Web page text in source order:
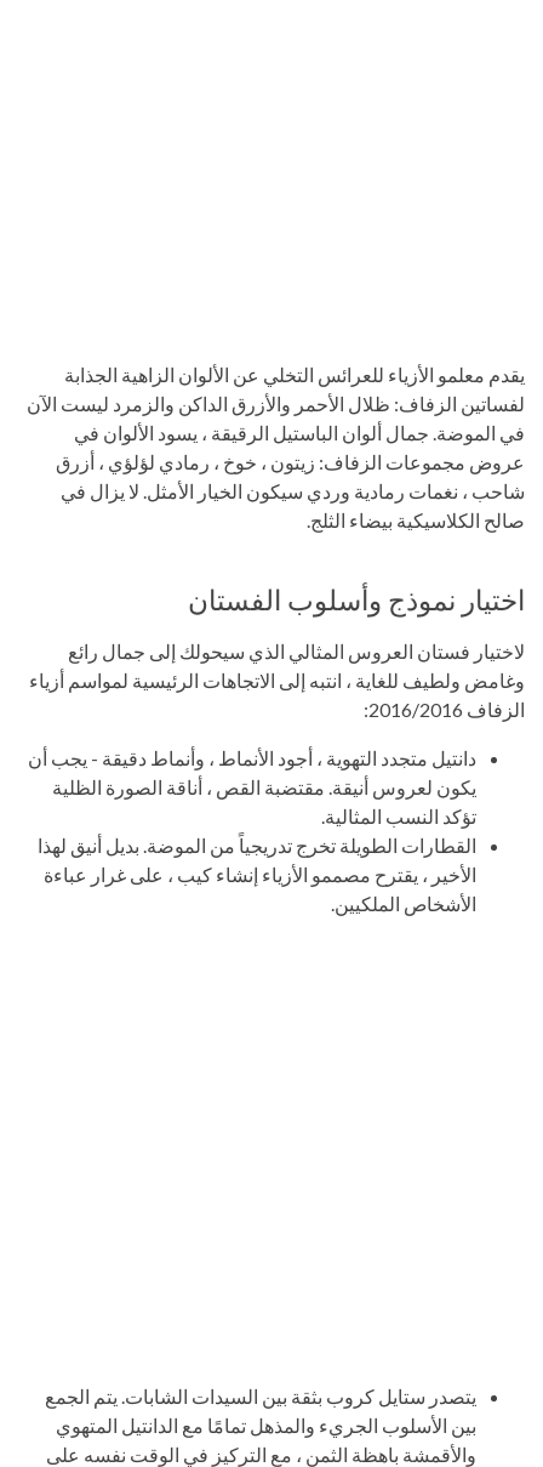
يقدم معلمو الأزياء للعرائس التخلي عن الألوان الزاهية الجذابة
لفساتين الزفاف: ظلال الأحمر والأزرق الداكن والزمرد ليست الآن
في الموضة. جمال ألوان الباستيل الرقيقة ، يسود الألوان في
عروض مجموعات الزفاف: زيتون ، خوخ ، رمادي لؤلؤي ، أزرق
شاحب ، نغمات رمادية وردي سيكون الخيار الأمثل. لا يزال في
صالح الكلاسيكية بيضاء الثلج.
اختيار نموذج وأسلوب الفستان
لاختيار فستان العروس المثالي الذي سيحولك إلى جمال رائع
وغامض ولطيف للغاية ، انتبه إلى الاتجاهات الرئيسية لمواسم أزياء
الزفاف 2016/2016:
دانتيل متجدد التهوية ، أجود الأنماط ، وأنماط دقيقة - يجب أن
يكون لعروس أنيقة. مقتضبة القص ، أناقة الصورة الظلية
تؤكد النسب المثالية.
القطارات الطويلة تخرج تدريجياً من الموضة. بديل أنيق لهذا
الأخير ، يقترح مصممو الأزياء إنشاء كيب ، على غرار عباءة
الأشخاص الملكيين.
يتصدر ستايل كروب بثقة بين السيدات الشابات. يتم الجمع
بين الأسلوب الجريء والمذهل تمامًا مع الدانتيل المتهوي
والأقمشة باهظة الثمن ، مع التركيز في الوقت نفسه على